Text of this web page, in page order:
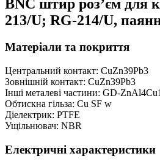
BNC штир роз’єм для
213/U; RG-214/U,
Матеріали та покриття
Центральний контакт: CuZn39Pb3
Зовнішній контакт: CuZn39Pb3
Інші металеві частини: GD-ZnAl4Cu1
Обтискна гільза: Cu SF w
Діелектрик: PTFE
Ущільнювач: NBR
Електричні характеристики